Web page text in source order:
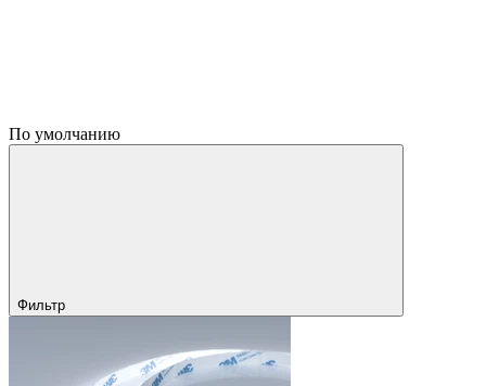
По умолчанию
Фильтр